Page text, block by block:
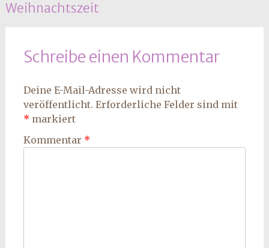
Weihnachtszeit
Schreibe einen Kommentar
Deine E-Mail-Adresse wird nicht
veröffentlicht. Erforderliche Felder sind mit
* markiert
Kommentar *